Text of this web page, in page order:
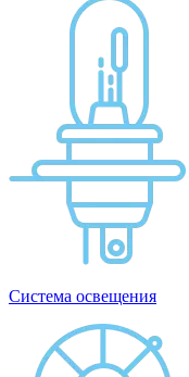
Система освещения